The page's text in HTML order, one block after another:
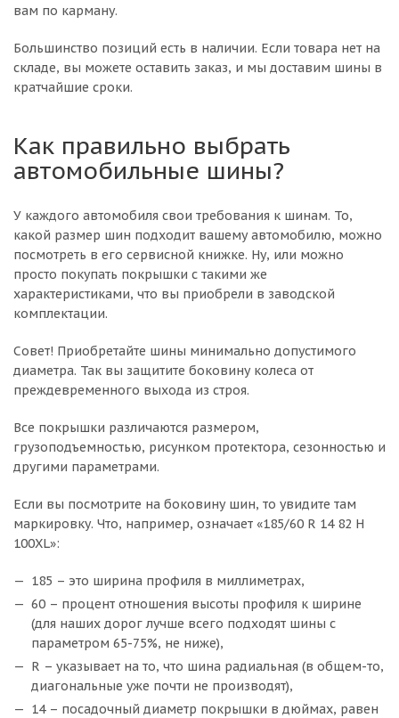
вам по карману.
Большинство позиций есть в наличии. Если товара нет на
складе, вы можете оставить заказ, и мы доставим шины в
кратчайшие сроки.
Как правильно выбрать
автомобильные шины?
У каждого автомобиля свои требования к шинам. То,
какой размер шин подходит вашему автомобилю, можно
посмотреть в его сервисной книжке. Ну, или можно
просто покупать покрышки с такими же
характеристиками, что вы приобрели в заводской
комплектации.
Совет! Приобретайте шины минимально допустимого
диаметра. Так вы защитите боковину колеса от
преждевременного выхода из строя.
Все покрышки различаются размером,
грузоподъемностью, рисунком протектора, сезонностью и
другими параметрами.
Если вы посмотрите на боковину шин, то увидите там
маркировку. Что, например, означает «185/60 R 14 82 H
100XL»:
185 – это ширина профиля в миллиметрах,
60 – процент отношения высоты профиля к ширине
(для наших дорог лучше всего подходят шины с
параметром 65-75%, не ниже),
R – указывает на то, что шина радиальная (в общем-то,
диагональные уже почти не производят),
14 – посадочный диаметр покрышки в дюймах, равен